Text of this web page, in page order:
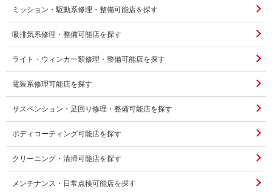
ミッション・駆動系修理・整備可能店を探す
吸排気系修理・整備可能店を探す
ライト・ウィンカー類修理・整備可能店を探す
電装系修理可能店を探す
サスペンション・足回り修理・整備可能店を探す
ボディコーティング可能店を探す
クリーニング・清掃可能店を探す
メンテナンス・日常点検可能店を探す